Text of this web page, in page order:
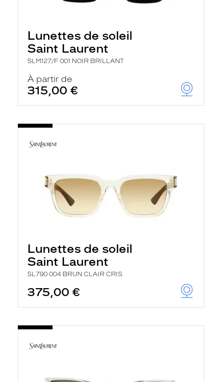
Lunettes de soleil
Saint Laurent
SLM127/F 001 NOIR BRILLANT
À partir de
315,00 €
Lunettes de soleil
Saint Laurent
SL790 004 BRUN CLAIR CRIS
375,00 €